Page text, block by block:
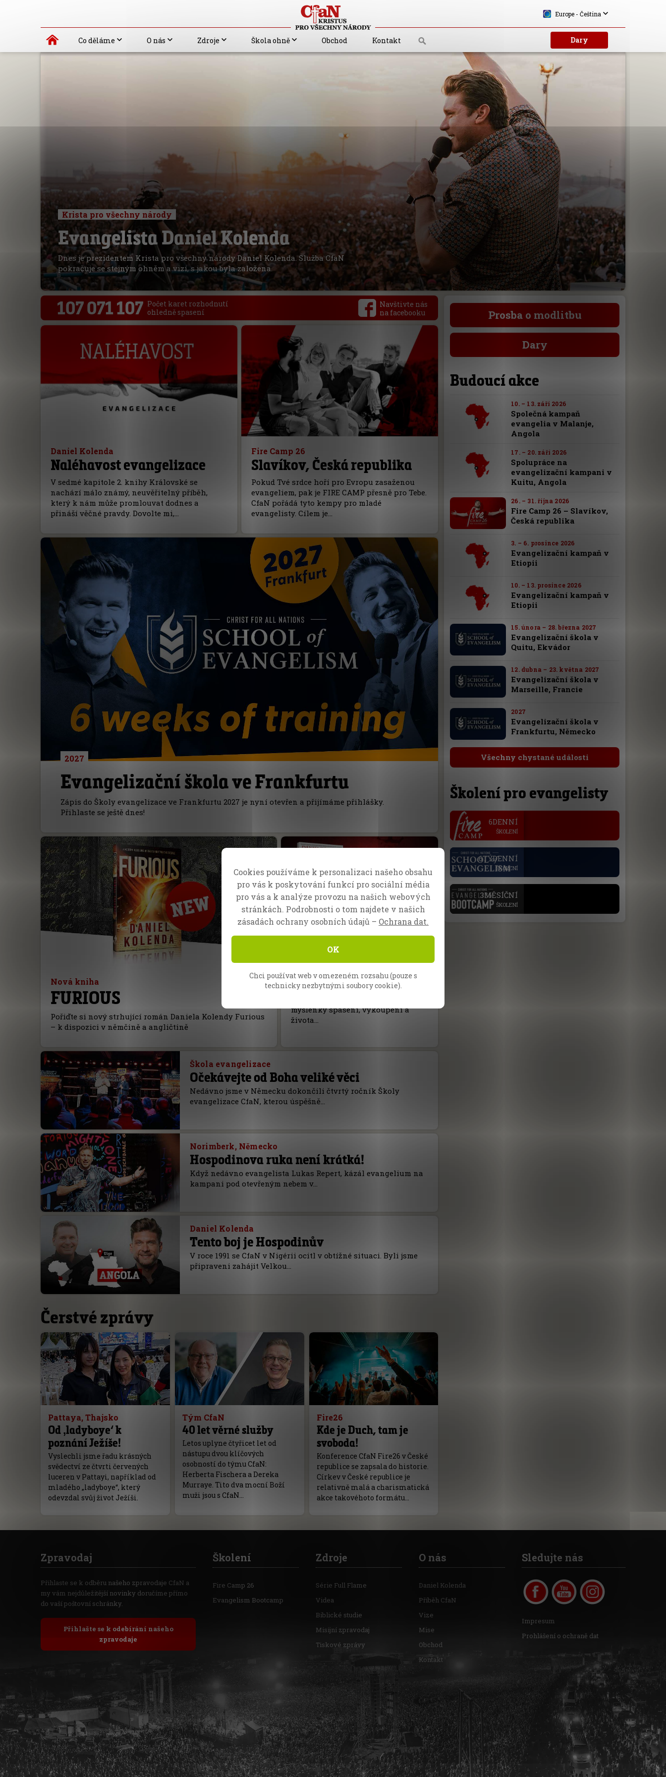
Co děláme O nás Zdroje Škola ohně Obchod Kontakt Dary
Europe - Čeština
Krista pro všechny národy
Evangelista Daniel Kolenda
Dnes je prezidentem Krista pro všechny národy Daniel Kolenda. Služba CfaN
pokračuje se stejným ohněm a vizí, s jakou byla založena.
107 071 107 Počet karet rozhodnutí
ohledně spasení
Navštivte nás
na facebooku
Daniel Kolenda
Naléhavost evangelizace
V sedmé kapitole 2. knihy Královské se
nachází málo známý, neuvěřitelný příběh,
který k nám může promlouvat dodnes a
přináší věčné pravdy. Dovolte mi,…
Fire Camp 26
Slavíkov, Česká republika
Pokud Tvé srdce hoří pro Evropu zasaženou
evangeliem, pak je FIRE CAMP přesně pro Tebe.
CfaN pořádá tyto kempy pro mladé
evangelisty. Cílem je…
2027
Evangelizační škola ve Frankfurtu
Zápis do Školy evangelizace ve Frankfurtu 2027 je nyní otevřen a přijímáme přihlášky.
Přihlaste se ještě dnes!
Nová kniha
FURIOUS
Pořiďte si nový strhující román Daniela Kolendy Furious
– k dispozici v němčině a angličtině
Kniha od Daniela Kolendy
Zabíjet draky
prostřednictvím zdravého a
praktického učení ukazuje, co o
myšlenky spasení, vykoupení a
života…
Škola evangelizace
Očekávejte od Boha veliké věci
Nedávno jsme v Německu dokončili čtvrtý ročník Školy
evangelizace CfaN, kterou úspěšně…
Norimberk, Německo
Hospodinova ruka není krátká!
Když nedávno evangelista Lukas Repert, kázál evangelium na
kampani pod otevřeným nebem v…
Daniel Kolenda
Tento boj je Hospodinův
V roce 1991 se CfaN v Nigérii ocitl v obtížné situaci. Byli jsme
připraveni zahájit Velkou…
Čerstvé zprávy
Pattaya, Thajsko
Od ‚ladyboye‘ k
poznání Ježíše!
Vyslechli jsme řadu krásných
svědectví ze čtvrti červených
luceren v Pattayi, například od
mladého „ladyboye“, který
odevzdal svůj život Ježíši.
Tým CfaN
40 let věrné služby
Letos uplyne čtyřicet let od
nástupu dvou klíčových
osobností do týmu CfaN:
Herberta Fischera a Dereka
Murraye. Tito dva mocní Boží
muži jsou s CfaN…
Fire26
Kde je Duch, tam je
svoboda!
Konference CfaN Fire26 v České
republice se zapsala do historie.
Církev v České republice je
relativně malá a charismatická
akce takovéhoto formátu…
Prosba o modlitbu
Dary
Budoucí akce
10. – 13. září 2026
Společná kampaň
evangelia v Malanje,
Angola
17. – 20. září 2026
Spolupráce na
evangelizační kampani v
Kuitu, Angola
26. – 31. října 2026
Fire Camp 26 – Slavíkov,
Česká republika
3. – 6. prosince 2026
Evangelizační kampaň v
Etiopii
10. – 13. prosince 2026
Evangelizační kampaň v
Etiopii
15. února – 28. března 2027
Evangelizační škola v
Quitu, Ekvádor
12. dubna – 23. května 2027
Evangelizační škola v
Marseille, Francie
2027
Evangelizační škola v
Frankfurtu, Německo
Všechny chystané události
Školení pro evangelisty
6DENNÍ
ŠKOLENÍ
6TÝDENNÍ
ŠKOLENÍ
3MĚSÍČNÍ
ŠKOLENÍ
Školení
Fire Camp 26
Evangelism Bootcamp
Zdroje
Série Full Flame
Videa
Biblické studie
Misijní zpravodaj
Tiskové zprávy
O nás
Daniel Kolenda
Příběh CfaN
Vize
Mise
Obchod
Kontakt
Sledujte nás
Impresum
Prohlášení o ochraně dat
Zpravodaj
Přihlaste se k odběru našeho zpravodaje CfaN a
my vám nejdůležitější novinky doručíme přímo
do vaší poštovní schránky.
Přihlašte se k odebírání našeho
zpravodaje
Cookies používáme k personalizaci našeho obsahu
pro vás k poskytování funkcí pro sociální média
pro vás a k analýze provozu na našich webových
stránkách. Podrobnosti o tom najdete v našich
zásadách ochrany osobních údajů – Ochrana dat.
OK
Chci používat web v omezeném rozsahu (pouze s
technicky nezbytnými soubory cookie).